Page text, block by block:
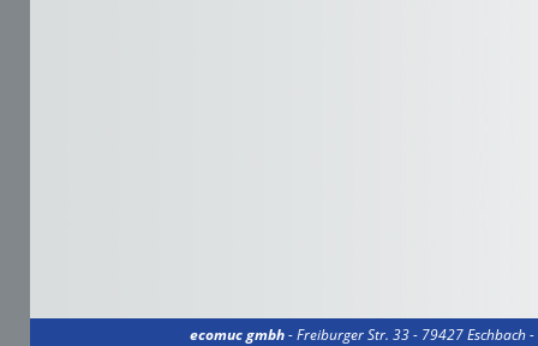
ecomuc gmbh- Freiburger Str. 33 - 79427